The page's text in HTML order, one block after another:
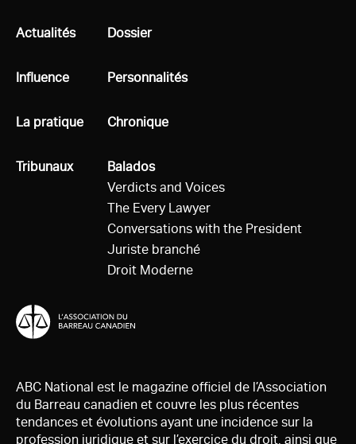
Tous
Actualités
Tous
Influence
Tous
La pratique
Tous
Tribunaux
Tous
Dossier
Tous
Personnalités
Tous
Chronique
Tous
Balados
Verdicts and Voices
The Every Lawyer
Conversations with the President
Juriste branché
Droit Moderne
ABC National est le magazine officiel de l’Association
du Barreau canadien et couvre les plus récentes
tendances et évolutions ayant une incidence sur la
profession juridique et sur l’exercice du droit, ainsi que